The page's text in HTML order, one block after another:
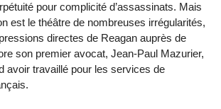
pour complicité d’assassinats. Mais
est le théâtre de nombreuses irrégularités,
directes de Reagan auprès de
son premier avocat, Jean-Paul Mazurier,
avoir travaillé pour les services de